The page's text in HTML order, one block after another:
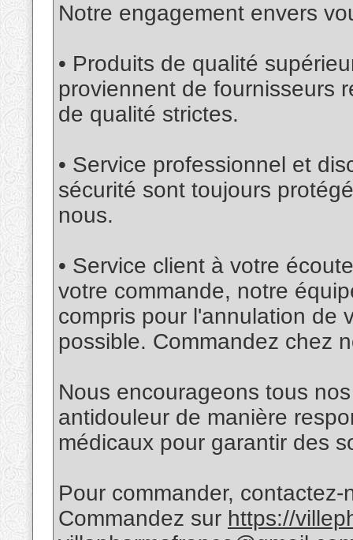
Notre engagement envers
• Produits de qualité
proviennent de fournisseurs
de qualité strictes.
• Service professionnel et
sécurité sont toujours
nous.
• Service client à votre
votre commande, notre
compris pour l'annulation de
possible. Commandez chez
Nous encourageons tous
antidouleur de manière
médicaux pour garantir des
Pour commander, contactez-
Commandez sur https://